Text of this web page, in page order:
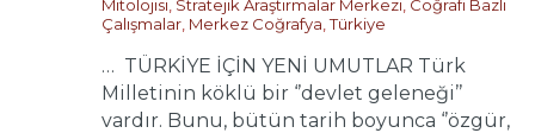
Mitolojisi Stratejik Araştırmalar Merkezi Coğrafi Bazlı
Çalışmalar Merkez Coğrafya ,Türkiye
… TÜRKİYE İÇİN YENİ UMUTLAR Türk
Milletinin köklü bir ‘’devlet geleneği’’
vardır. Bunu, bütün tarih boyunca ‘’özgür,